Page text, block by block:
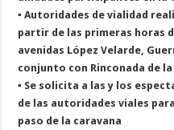
▪ Autoridades de vialidad
partir de las primeras horas
avenidas López Velarde,
conjunto con Rinconada de la
▪ Se solicita a las y los
de las autoridades viales
paso de la caravana